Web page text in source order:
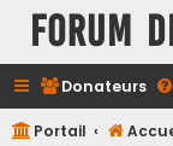
FORUM
Donateurs
Portail